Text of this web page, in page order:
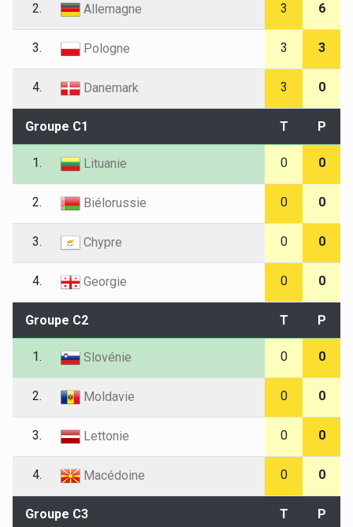
2. Allemagne 3 6
3. Pologne 3 3
4. Danemark 3 0
Groupe C1 T P
1. Lituanie 0 0
2. Biélorussie 0 0
3. Chypre 0 0
4. Georgie 0 0
Groupe C2 T P
1. Slovénie 0 0
2. Moldavie 0 0
3. Lettonie 0 0
4. Macédoine 0 0
Groupe C3 T P